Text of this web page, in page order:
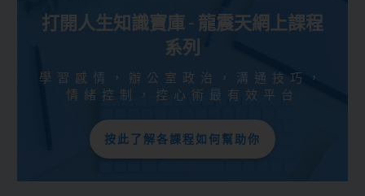
打開人生知識寶庫 - 龍震天網上課程
系列
學習感情，辦公室政治，溝通技巧，
情緒控制，控心術最有效平台
按此了解各課程如何幫助你